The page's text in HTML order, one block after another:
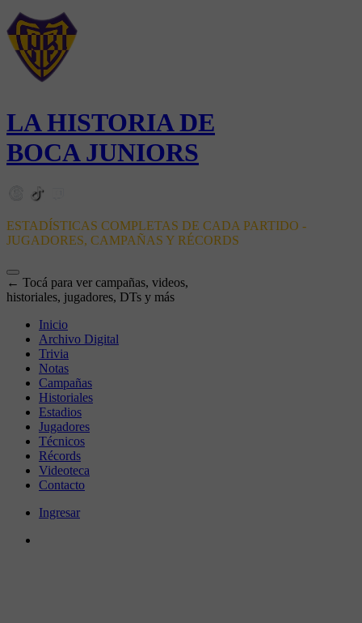
LA HISTORIA DE
BOCA JUNIORS
ESTADÍSTICAS COMPLETAS DE CADA PARTIDO -
JUGADORES, CAMPAÑAS Y RÉCORDS
← Tocá para ver campañas, videos,
historiales, jugadores, DTs y más
Inicio
Archivo Digital
Trivia
Notas
Campañas
Historiales
Estadios
Jugadores
Técnicos
Récords
Videoteca
Contacto
Ingresar